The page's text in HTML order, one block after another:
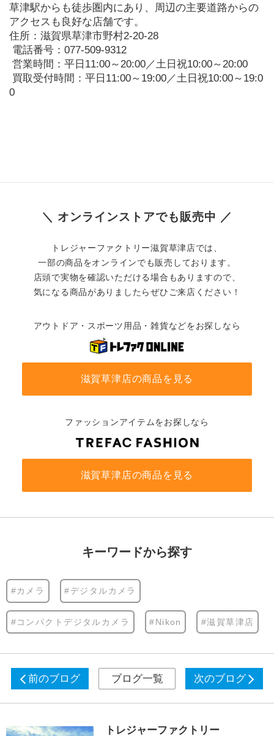
草津駅からも徒歩圏内にあり、周辺の主要道路からの
アクセスも良好な店舗です。
住所：滋賀県草津市野村2-20-28
電話番号：077-509-9312
営業時間：平日11:00～20:00／土日祝10:00～20:00
0
＼ オンラインストアでも販売中 ／
トレジャーファクトリー滋賀草津店では、
一部の商品をオンラインでも販売しております。
店頭で実物を確認いただける場合もありますので、
気になる商品がありましたらぜひご来店ください！
アウトドア・スポーツ用品・雑貨などをお探しなら
滋賀草津店の商品を見る
ファッションアイテムをお探しなら
滋賀草津店の商品を見る
キーワードから探す
#カメラ #デジタルカメラ
#コンパクトデジタルカメラ #Nikon #滋賀草津店
前のブログ ブログ一覧 次のブログ
トレジャーファクトリー